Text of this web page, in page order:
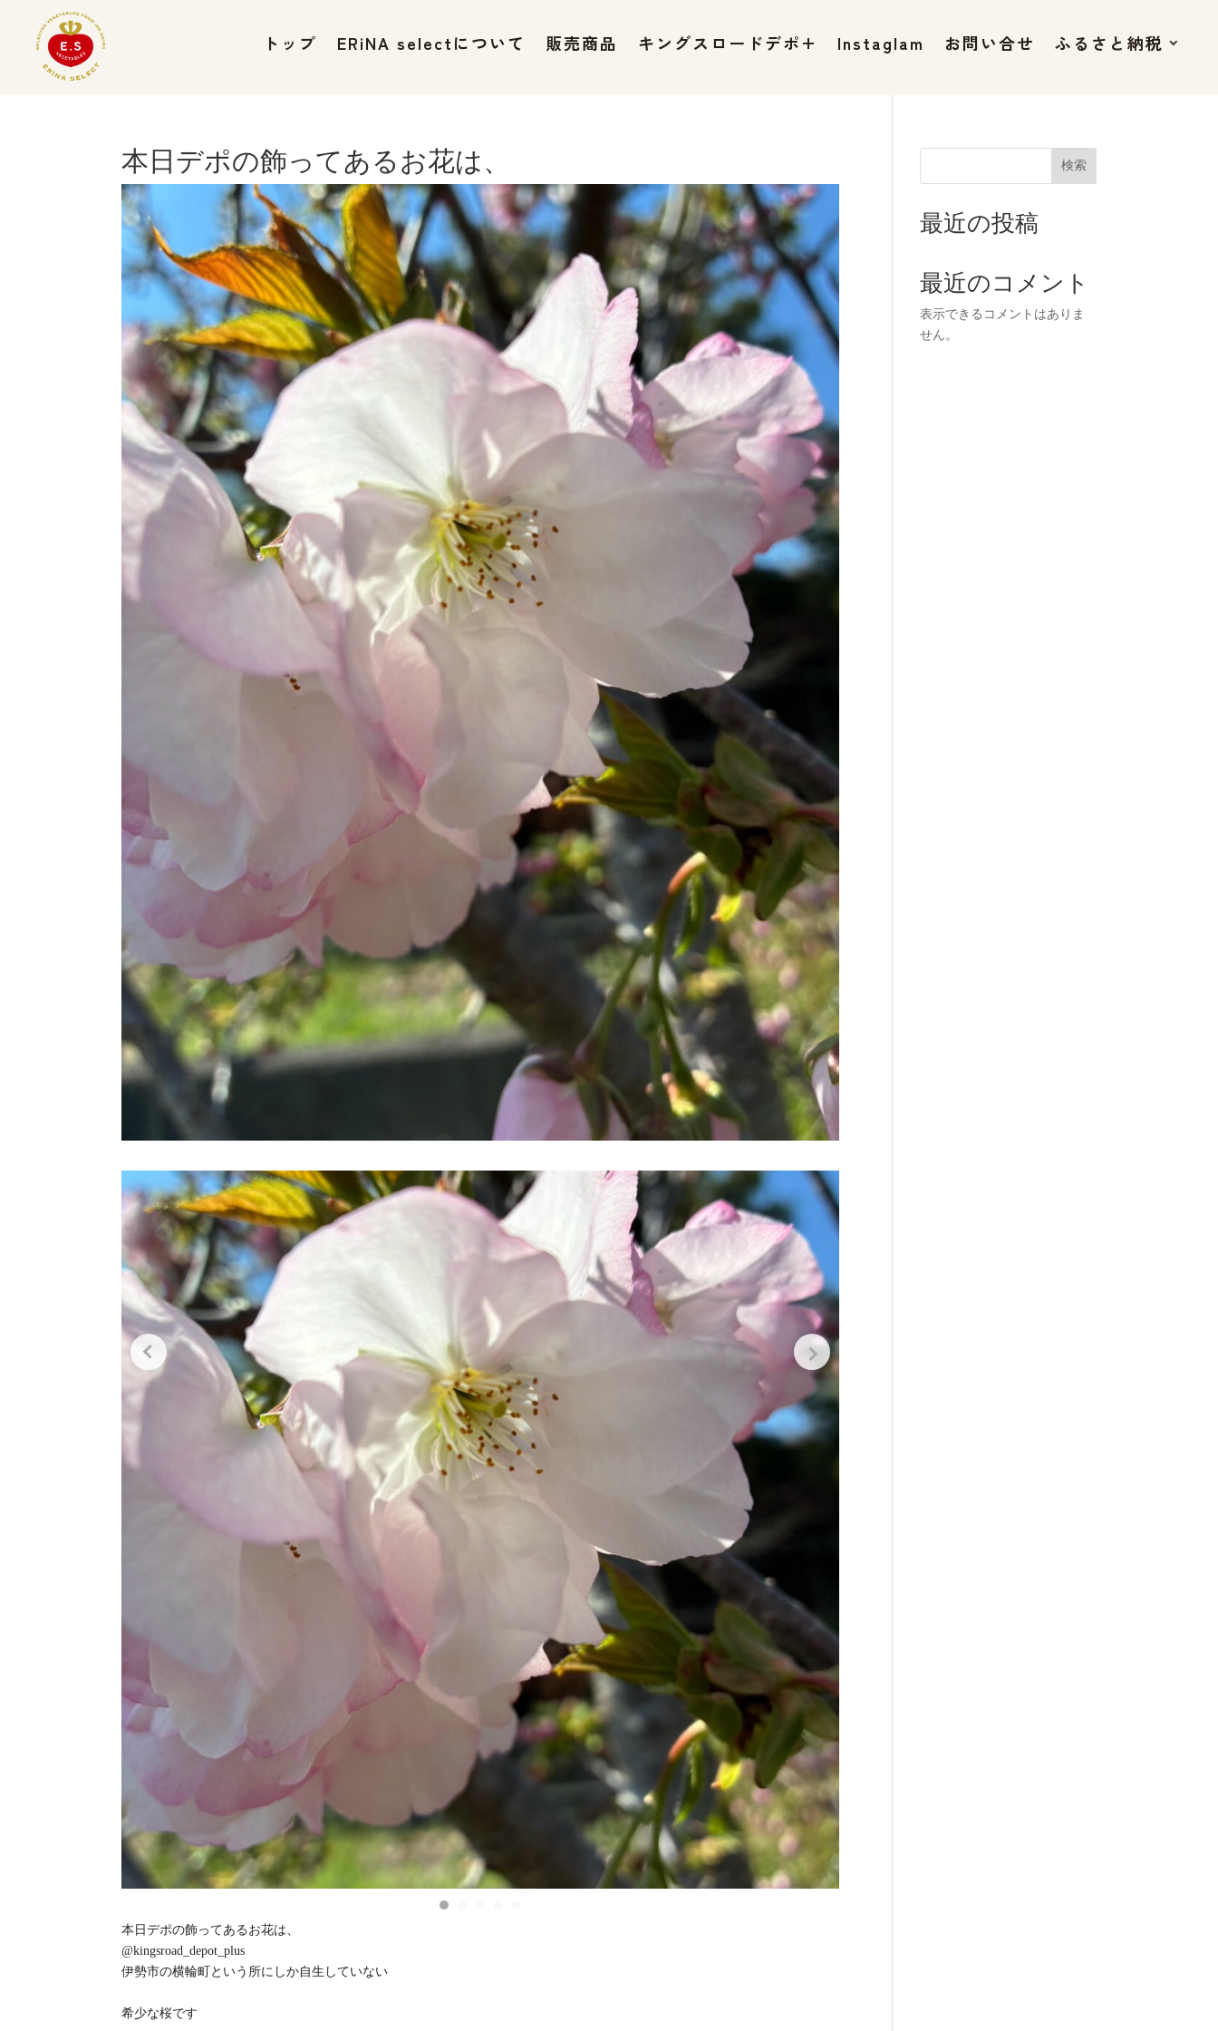
トップ ERiNA selectについて 販売商品 キングスロードデポ+ Instaglam お問い合せ ふるさと納税
本日デポの飾ってあるお花は、
本日デポの飾ってあるお花は、
@kingsroad_depot_plus
伊勢市の横輪町という所にしか自生していない
希少な桜です
検索
最近の投稿
最近のコメント
表示できるコメントはありま
せん。